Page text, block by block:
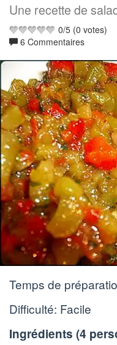
Une recette de
0/5 (0 votes)
6 Commentaires
Temps de
Difficulté: Facile
Ingrédients (4